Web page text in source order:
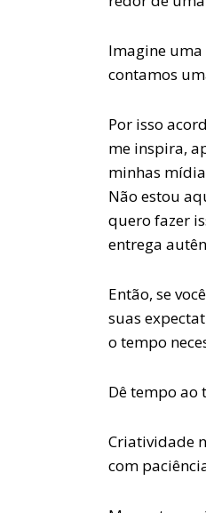
Imagine
contamos
Por isso
me inspira,
minhas
Não estou
quero fazer
entrega
Então, se
suas
o tempo
Dê tempo ao
Criatividade
com